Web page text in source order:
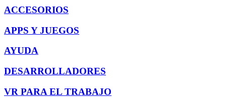
ACCESORIOS
APPS Y JUEGOS
AYUDA
DESARROLLADORES
VR PARA EL TRABAJO